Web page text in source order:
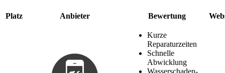
Platz Anbieter Bewertung
Kurze
Reparaturzeiten
Schnelle
Abwicklung
Wasserschaden-